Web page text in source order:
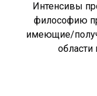
Интенсивы
философию
имеющие/
области